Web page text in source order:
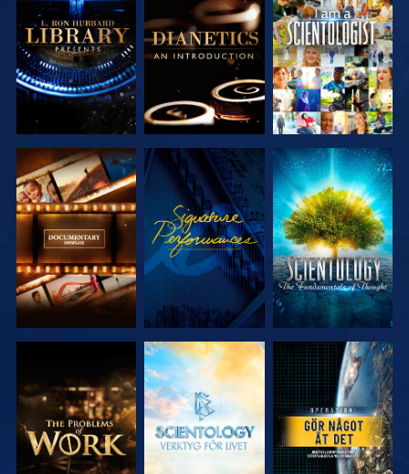
UTFORSKA
SERIEN
UTFORSKA
SERIEN
TITTA
UTFORSKA
SERIEN
TITTA
UTFORSKA
SERIEN
UTFORSKA
SERIEN
UTFORSKA
SERIEN
TITTA